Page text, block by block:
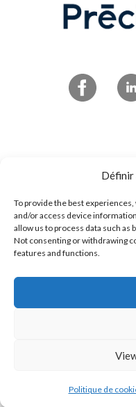
Définir
To provide the best
and/or access device
allow us to process data such as
Not consenting or withdrawing
features and functions.
Politique de
4545
1